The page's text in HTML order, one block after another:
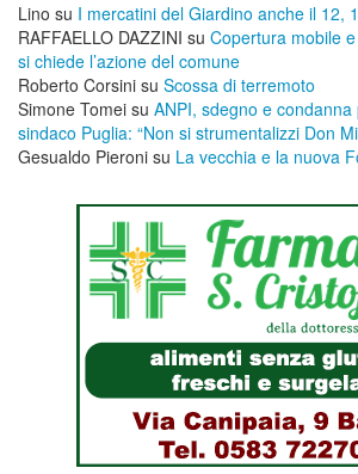
Lino su I mercatini del Giardino anche il 12,
RAFFAELLO DAZZINI su ​Copertura mobile
si chiede l’azione del comune
Roberto Corsini su Scossa di terremoto
Simone Tomei su ANPI, sdegno e
sindaco Puglia: “Non si strumentalizzi Don
Gesualdo Pieroni su La vecchia e la nuova